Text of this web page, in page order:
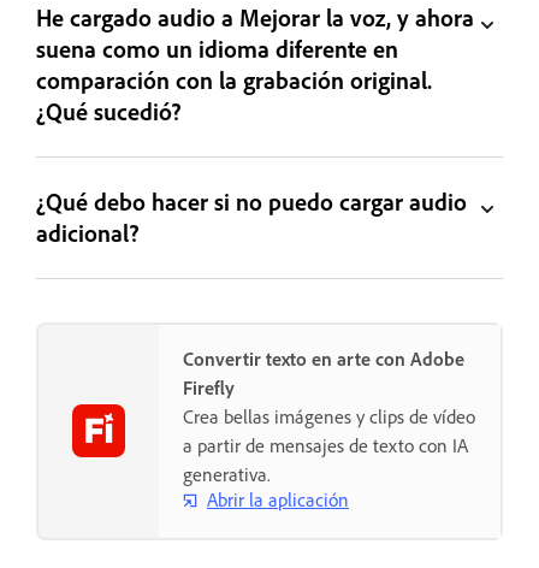
He cargado audio a Mejorar la voz, y ahora
suena como un idioma diferente en
comparación con la grabación original.
¿Qué sucedió?
¿Qué debo hacer si no puedo cargar audio
adicional?
Convertir texto en arte con Adobe
Firefly
Crea bellas imágenes y clips de vídeo
a partir de mensajes de texto con IA
generativa.
Abrir la aplicación